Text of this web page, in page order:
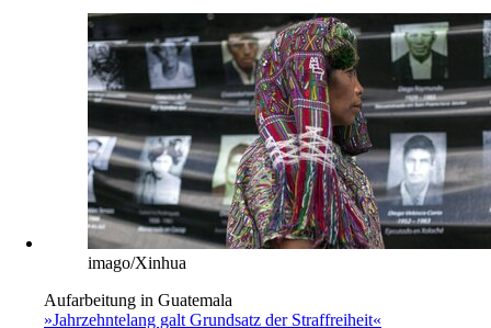
imago/Xinhua
Aufarbeitung in Guatemala
»Jahrzehntelang galt Grundsatz der Straffreiheit«